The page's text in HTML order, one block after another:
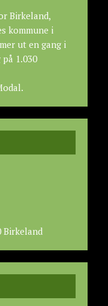
Birkeland,
kommune i
ut en gang i
1.030
Birkeland